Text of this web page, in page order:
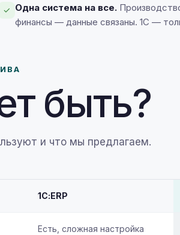
✓ Одна система на все.
финансы — данные связаны. 1С —
быть?
и что мы предлагаем.
1С:ERP
Есть, сложная настройка